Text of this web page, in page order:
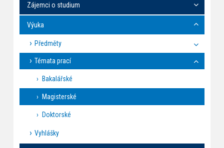
Zájemci o studium
Výuka
Předměty
Témata prací
Bakalářské
Magisterské
Doktorské
Vyhlášky